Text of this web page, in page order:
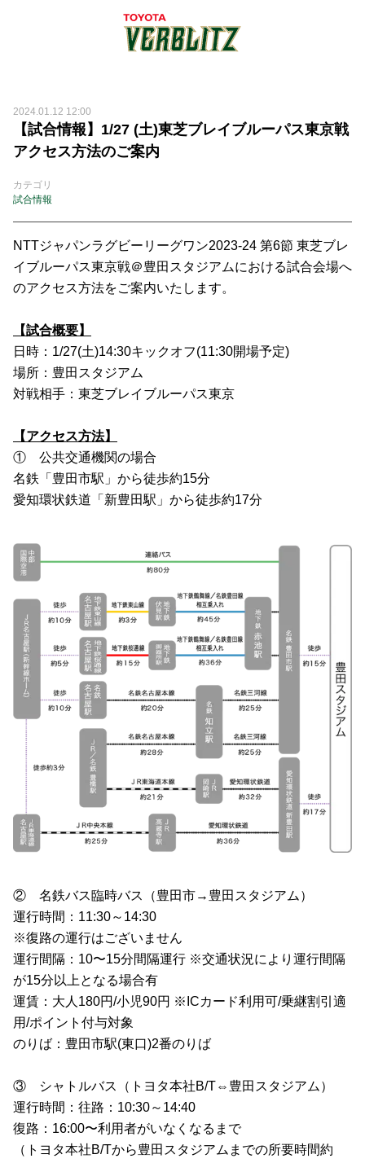
2024.01.12 12:00
【試合情報】1/27 (土)東芝ブレイブルーパス東京戦
アクセス方法のご案内
カテゴリ
試合情報
NTTジャパンラグビーリーグワン2023-24 第6節 東芝ブレ
イブルーパス東京戦＠豊田スタジアムにおける試合会場へ
のアクセス方法をご案内いたします。
【試合概要】
日時：1/27(土)14:30キックオフ(11:30開場予定)
場所：豊田スタジアム
対戦相手：東芝ブレイブルーパス東京
【アクセス方法】
①	公共交通機関の場合
名鉄「豊田市駅」から徒歩約15分
愛知環状鉄道「新豊田駅」から徒歩約17分
②	名鉄バス臨時バス（豊田市→豊田スタジアム）
運行時間：11:30～14:30
※復路の運行はございません
運行間隔：10〜15分間隔運行 ※交通状況により運行間隔
が15分以上となる場合有
運賃：大人180円/小児90円 ※ICカード利用可/乗継割引適
用/ポイント付与対象
のりば：豊田市駅(東口)2番のりば
③	シャトルバス（トヨタ本社B/T⇔豊田スタジアム）
運行時間：往路：10:30～14:40
復路：16:00〜利用者がいなくなるまで
（トヨタ本社B/Tから豊田スタジアムまでの所要時間約